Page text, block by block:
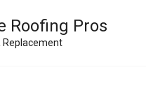
Roofing Pros
Replacement